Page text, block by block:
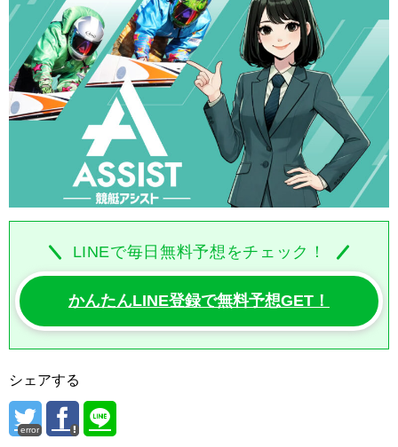
LINEで毎日無料予想をチェック！
かんたんLINE登録で無料予想GET！
シェアする
error